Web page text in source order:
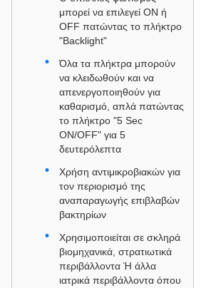
μπορεί να επιλεγεί ON ή
OFF πατώντας το πλήκτρο
"Backlight"
Όλα τα πλήκτρα μπορούν
να κλειδωθούν και να
απενεργοποιηθούν για
καθαρισμό, απλά πατώντας
το πλήκτρο "5 Sec
ON/OFF" για 5
δευτερόλεπτα
Χρήση αντιμικροβιακών για
τον περιορισμό της
αναπαραγωγής επιβλαβών
βακτηρίων
Χρησιμοποιείται σε σκληρά
βιομηχανικά, στρατιωτικά
περιβάλλοντα Ή άλλα
ιατρικά περιβάλλοντα όπου